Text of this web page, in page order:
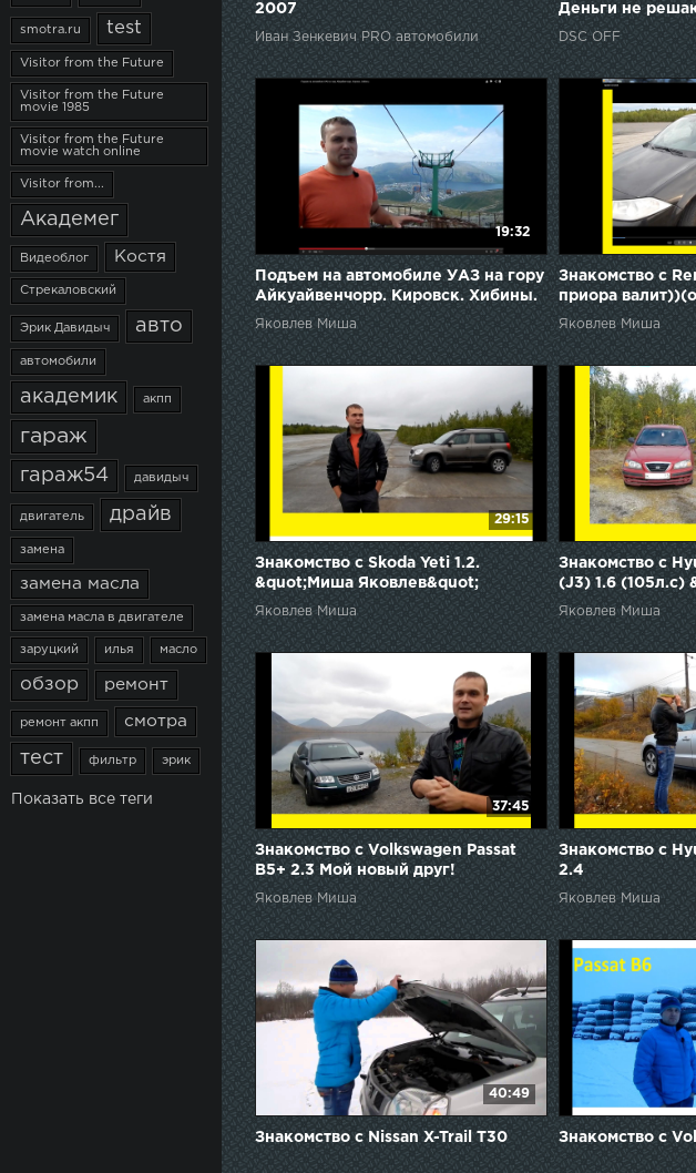
smotra.ru test
Visitor from the Future
Visitor from the Future
movie 1985
Visitor from the Future
movie watch online
Visitor from...
Академег
Видеоблог Костя
Стрекаловский
Эрик Давидыч авто
автомобили
академик акпп
гараж
гараж54 давидыч
двигатель драйв
замена
замена масла
замена масла в двигателе
заруцкий илья масло
обзор ремонт
ремонт акпп смотра
тест фильтр эрик
Показать все теги
2007
Иван Зенкевич PRO автомобили
Деньги не
DSC OFF
19:32
Подъем на автомобиле УАЗ на гору
Айкуайвенчорр. Кировск. Хибины.
Яковлев Миша
Знакомство с
приора
Яковлев Миша
29:15
Знакомство с Skoda Yeti 1.2.
&quot;Миша Яковлев&quot;
(Кировск) 2014(Обзор Шкода Етти)
Яковлев Миша
Знакомство с
(J3) 1.6 (105л.с)
Яковлев&quot;
Яковлев Миша
37:45
Знакомство с Volkswagen Passat
B5+ 2.3 Мой новый друг!
&quot;Миша Яковлев&quot;
&quot;Кировск&quot;
Яковлев Миша
Знакомство с
2.4
Яковлев Миша
40:49
Знакомство с Nissan X-Trail T30 Знакомство с